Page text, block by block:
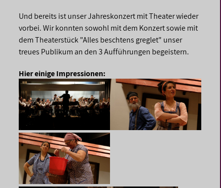
Und bereits ist unser Jahreskonzert mit Theater wieder
vorbei. Wir konnten sowohl mit dem Konzert sowie mit
dem Theaterstück "Alles beschtens greglet" unser
treues Publikum an den 3 Aufführungen begeistern.
Hier einige Impressionen: